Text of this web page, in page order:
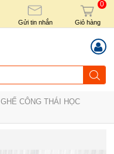
Gửi tin nhắn
0
Giỏ hàng
GHẾ CÔNG THÁI HỌC